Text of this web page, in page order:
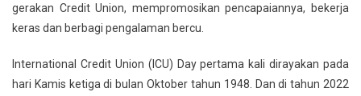
gerakan Credit Union, mempromosikan pencapaiannya, bekerja
keras dan berbagi pengalaman bercu.
International Credit Union (ICU) Day pertama kali dirayakan pada
hari Kamis ketiga di bulan Oktober tahun 1948. Dan di tahun 2022